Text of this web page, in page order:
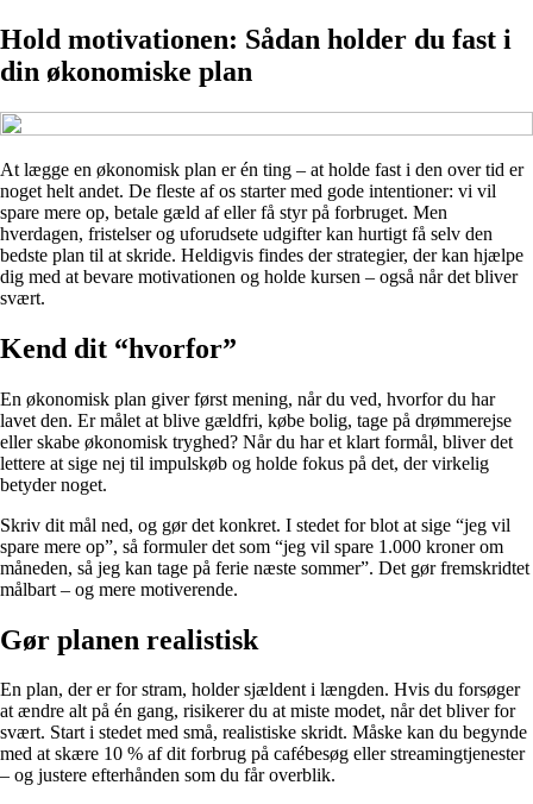
Hold motivationen: Sådan holder du fast i
din økonomiske plan
At lægge en økonomisk plan er én ting – at holde fast i den over tid er
noget helt andet. De fleste af os starter med gode intentioner: vi vil
spare mere op, betale gæld af eller få styr på forbruget. Men
hverdagen, fristelser og uforudsete udgifter kan hurtigt få selv den
bedste plan til at skride. Heldigvis findes der strategier, der kan hjælpe
dig med at bevare motivationen og holde kursen – også når det bliver
svært.
Kend dit “hvorfor”
En økonomisk plan giver først mening, når du ved, hvorfor du har
lavet den. Er målet at blive gældfri, købe bolig, tage på drømmerejse
eller skabe økonomisk tryghed? Når du har et klart formål, bliver det
lettere at sige nej til impulskøb og holde fokus på det, der virkelig
betyder noget.
Skriv dit mål ned, og gør det konkret. I stedet for blot at sige “jeg vil
spare mere op”, så formuler det som “jeg vil spare 1.000 kroner om
måneden, så jeg kan tage på ferie næste sommer”. Det gør fremskridtet
målbart – og mere motiverende.
Gør planen realistisk
En plan, der er for stram, holder sjældent i længden. Hvis du forsøger
at ændre alt på én gang, risikerer du at miste modet, når det bliver for
svært. Start i stedet med små, realistiske skridt. Måske kan du begynde
med at skære 10 % af dit forbrug på cafébesøg eller streamingtjenester
– og justere efterhånden som du får overblik.